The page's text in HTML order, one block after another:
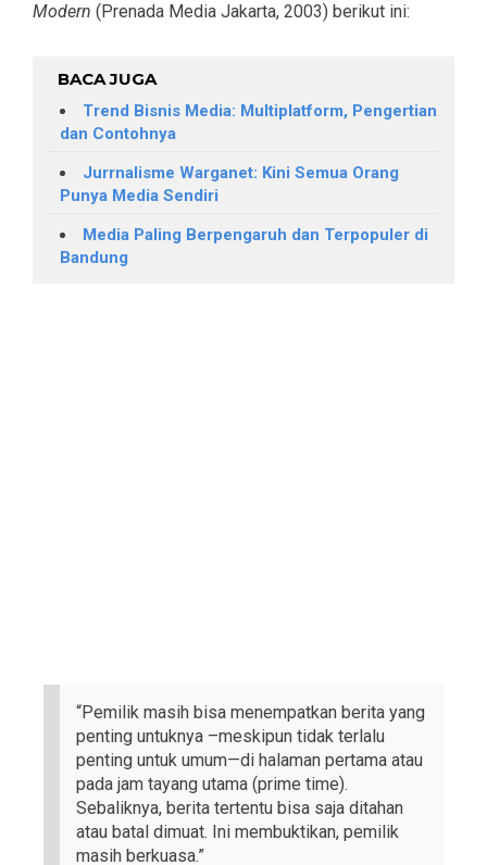
Modern (Prenada Media Jakarta, 2003) berikut ini:
BACA JUGA
Trend Bisnis Media: Multiplatform, Pengertian
dan Contohnya
Jurrnalisme Warganet: Kini Semua Orang
Punya Media Sendiri
Media Paling Berpengaruh dan Terpopuler di
Bandung
“Pemilik masih bisa menempatkan berita yang
penting untuknya –meskipun tidak terlalu
penting untuk umum—di halaman pertama atau
pada jam tayang utama (prime time).
Sebaliknya, berita tertentu bisa saja ditahan
atau batal dimuat. Ini membuktikan, pemilik
masih berkuasa.”